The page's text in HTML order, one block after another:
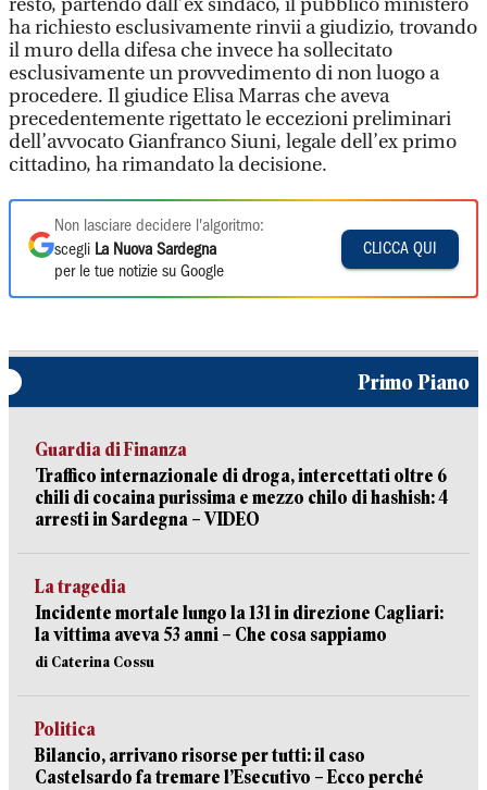
resto, partendo dall’ex sindaco, il pubblico ministero
ha richiesto esclusivamente rinvii a giudizio, trovando
il muro della difesa che invece ha sollecitato
esclusivamente un provvedimento di non luogo a
procedere. Il giudice Elisa Marras che aveva
precedentemente rigettato le eccezioni preliminari
dell’avvocato Gianfranco Siuni, legale dell’ex primo
cittadino, ha rimandato la decisione.
Non lasciare decidere l'algoritmo:
scegli La Nuova Sardegna
per le tue notizie su Google
CLICCA QUI
Primo Piano
Guardia di Finanza
Traffico internazionale di droga, intercettati oltre 6
chili di cocaina purissima e mezzo chilo di hashish: 4
arresti in Sardegna – VIDEO
La tragedia
Incidente mortale lungo la 131 in direzione Cagliari:
la vittima aveva 53 anni – Che cosa sappiamo
di Caterina Cossu
Politica
Bilancio, arrivano risorse per tutti: il caso
Castelsardo fa tremare l’Esecutivo – Ecco perché